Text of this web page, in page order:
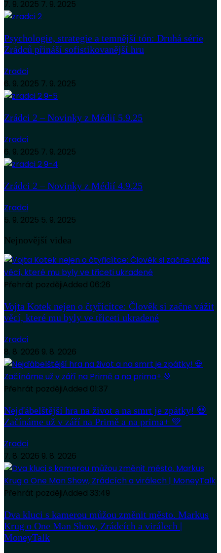
7. 9. 2025 7. 9. 2025
Psychologie, strategie a temnější tón: Druhá série
Zrádců přináší sofistikovanější hru
Zradci
6. 9. 2025 7. 9. 2025
Zrádci 2 – Novinky z Médií 5.9.25
Zradci
6. 9. 2025 7. 9. 2025
Zrádci 2 – Novinky z Médií 4.9.25
Zradci
5. 9. 2025 5. 9. 2025
Nejnovější videa
Přehrát pozdějiAdded 06:26
Vojta Kotek nejen o čtyřicítce: Člověk si začne vážit
věcí, které mu byly ve třiceti ukradené
Zradci
8. 8. 2026 9. 8. 2026
Přehrát pozdějiAdded 01:37
Nejďábelštější hra na život a na smrt je zpátky! 💀
Začínáme už v září na Primě a na prima+ 💚
Zradci
7. 8. 2026 9. 8. 2026
Přehrát pozdějiAdded 33:49
Dva kluci s kamerou můžou změnit město. Markus
Krug o One Man Show, Zrádcích a virálech |
MoneyTalk